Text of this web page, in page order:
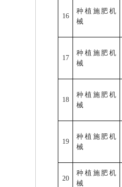
16
种植施肥机
械
17
种植施肥机
械
18
种植施肥机
械
19
种植施肥机
械
20
种植施肥机
械